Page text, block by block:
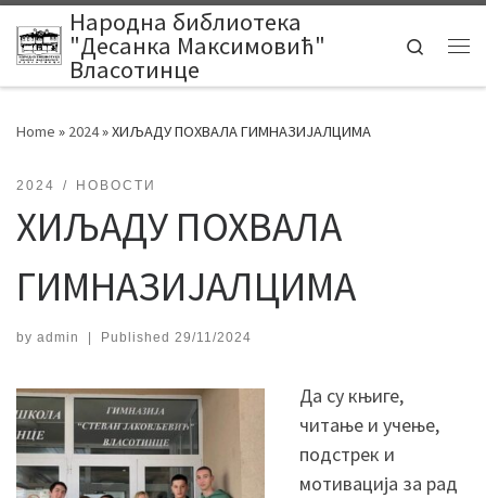
Skip to content
Народна библиотека
"Десанка Максимовић"
Власотинце
Search
Home » 2024»ХИЉАДУ ПОХВАЛА ГИМНАЗИЈАЛЦИМА
2024 НОВОСТИ
ХИЉАДУ ПОХВАЛА
ГИМНАЗИЈАЛЦИМА
by admin Published 29/11/2024
Да су књиге,
читање и учење,
подстрек и
мотивација за рад